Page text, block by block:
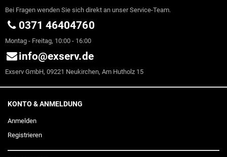
Bei Fragen wenden Sie sich direkt an unser Service-Team.
0371 46404760
Montag - Freitag, 10:00 - 16:00
info@exserv.de
Exserv GmbH, 09221 Neukirchen, Am Hutholz 15
KONTO & ANMELDUNG
Anmelden
Registrieren